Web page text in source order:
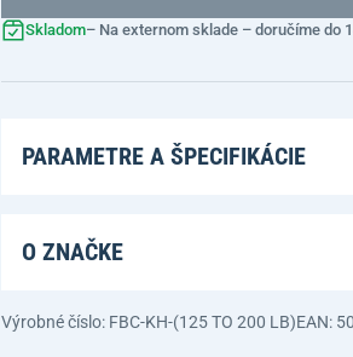
Skladom– Na externom sklade – doručíme do
PARAMETRE A ŠPECIFIKÁCIE
O ZNAČKE
Výrobné číslo: FBC-KH-(125 TO 200 LB)EAN: